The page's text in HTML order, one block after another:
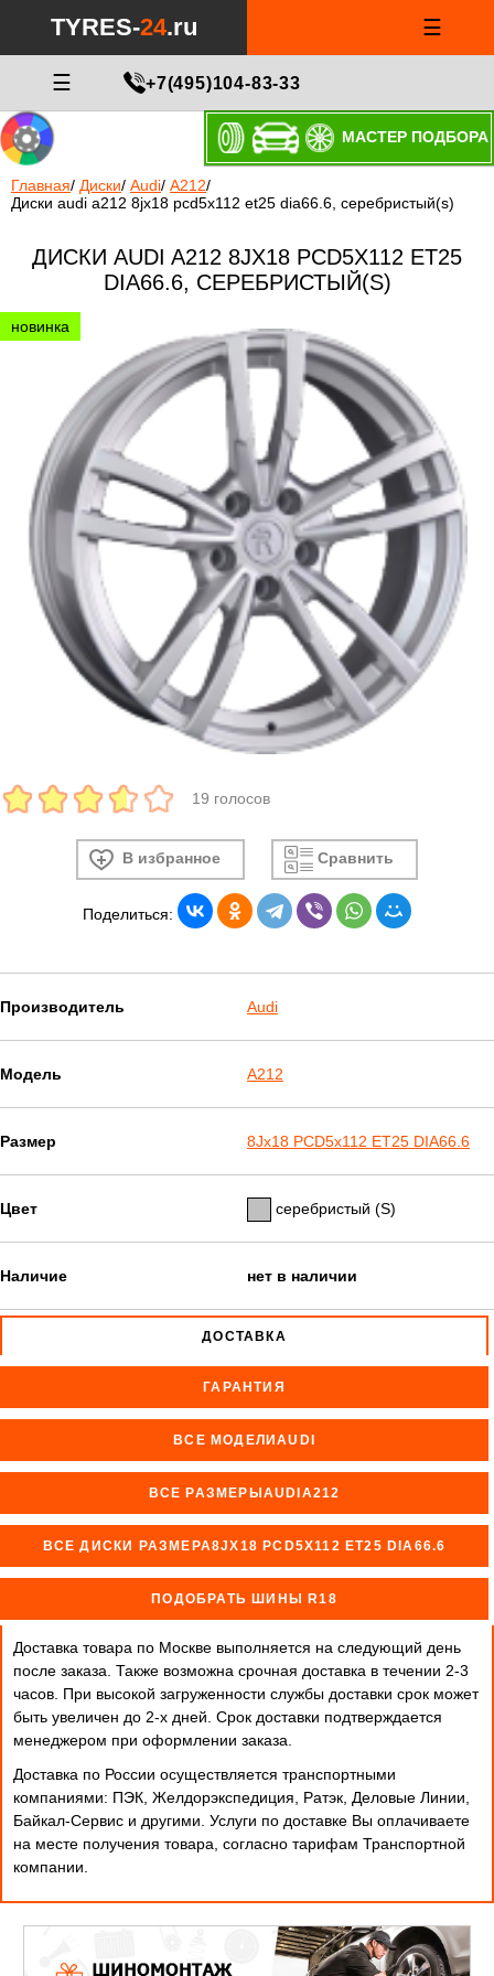
TYRES-24.ru ☰
☰ +7(495)104-83-33
МАСТЕР ПОДБОРА
Главная/ Диски/ Audi/ A212/
Диски audi a212 8jx18 pcd5x112 et25 dia66.6, серебристый(s)
ДИСКИ AUDI A212 8JX18 PCD5X112 ET25
DIA66.6, СЕРЕБРИСТЫЙ(S)
новинка
19 голосов
В избранное Сравнить
Поделиться:
Производитель Audi
Модель A212
Размер 8Jx18 PCD5x112 ET25 DIA66.6
Цвет серебристый (S)
Наличие нет в наличии
ДОСТАВКА
ГАРАНТИЯ
ВСЕ МОДЕЛИAUDI
ВСЕ РАЗМЕРЫAUDIA212
ВСЕ ДИСКИ РАЗМЕРА8JX18 PCD5X112 ET25 DIA66.6
ПОДОБРАТЬ ШИНЫ R18
Доставка товара по Москве выполняется на следующий день
после заказа. Также возможна срочная доставка в течении 2-3
часов. При высокой загруженности службы доставки срок может
быть увеличен до 2-х дней. Cрок доставки подтверждается
менеджером при оформлении заказа.
Доставка по России осуществляется транспортными
компаниями: ПЭК, Желдорэкспедиция, Ратэк, Деловые Линии,
Байкал-Сервис и другими. Услуги по доставке Вы оплачиваете
на месте получения товара, согласно тарифам Транспортной
компании.